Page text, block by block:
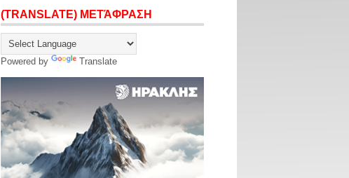
(TRANSLATE) ΜΕΤΆΦΡΑΣΗ
Powered by Translate